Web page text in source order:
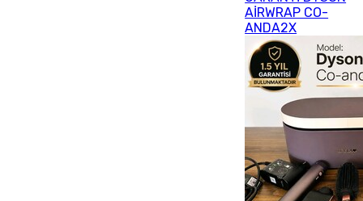
AİRWRAP CO-
ANDA2X